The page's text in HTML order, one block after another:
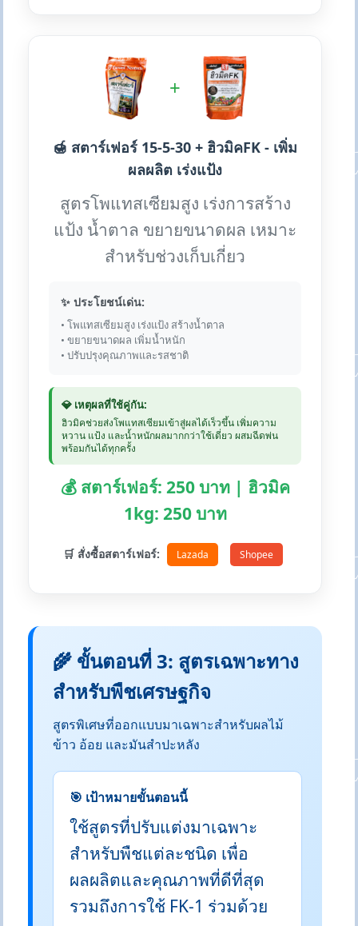
+
🍯 สตาร์เฟอร์ 15-5-30 + ฮิวมิคFK - เพิ่ม
ผลผลิต เร่งแป้ง
สูตรโพแทสเซียมสูง เร่งการสร้าง
แป้ง น้ำตาล ขยายขนาดผล เหมาะ
สำหรับช่วงเก็บเกี่ยว
✨ ประโยชน์เด่น:
• โพแทสเซียมสูง เร่งแป้ง สร้างน้ำตาล
• ขยายขนาดผล เพิ่มน้ำหนัก
• ปรับปรุงคุณภาพและรสชาติ
💎 เหตุผลที่ใช้คู่กัน:
ฮิวมิคช่วยส่งโพแทสเซียมเข้าสู่ผลได้เร็วขึ้น เพิ่มความ
หวาน แป้ง และน้ำหนักผลมากกว่าใช้เดี่ยว ผสมฉีดพ่น
พร้อมกันได้ทุกครั้ง
💰 สตาร์เฟอร์: 250 บาท | ฮิวมิค
1kg: 250 บาท
🛒 สั่งซื้อสตาร์เฟอร์: Lazada Shopee
🌾 ขั้นตอนที่ 3: สูตรเฉพาะทาง
สำหรับพืชเศรษฐกิจ
สูตรพิเศษที่ออกแบบมาเฉพาะสำหรับผลไม้
ข้าว อ้อย และมันสำปะหลัง
🎯 เป้าหมายขั้นตอนนี้
ใช้สูตรที่ปรับแต่งมาเฉพาะ
สำหรับพืชแต่ละชนิด เพื่อ
ผลผลิตและคุณภาพที่ดีที่สุด
รวมถึงการใช้ FK-1 ร่วมด้วย